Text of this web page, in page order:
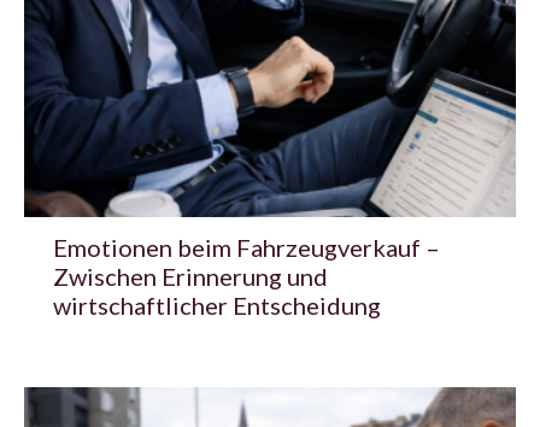
Emotionen beim Fahrzeugverkauf –
Zwischen Erinnerung und
wirtschaftlicher Entscheidung